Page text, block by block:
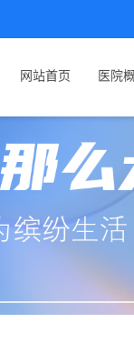
网站首页 医院